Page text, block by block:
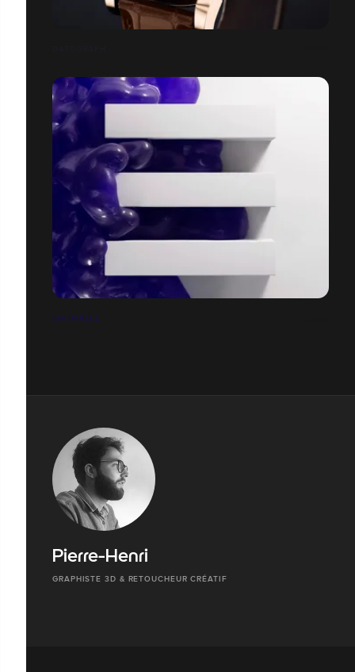
SHOWREEL
Pierre-Henri
GRAPHISTE 3D & RETOUCHEUR CRÉATIF